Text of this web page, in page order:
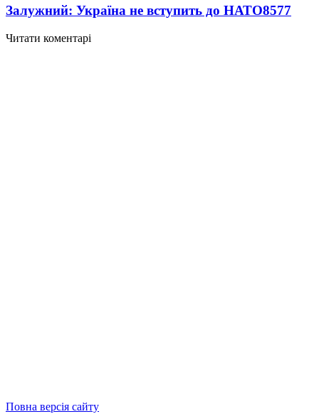
Залужний: Україна не вступить до НАТО8577
Читати коментарі
Повна версія сайту